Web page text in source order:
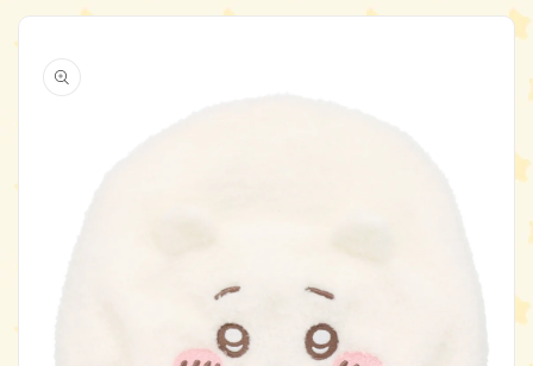
報にス
キップ